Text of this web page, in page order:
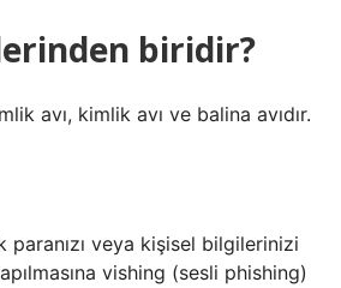
biridir?
avı, kimlik avı ve balina avıdır.
paranızı veya kişisel bilgilerinizi
vishing (sesli phishing)